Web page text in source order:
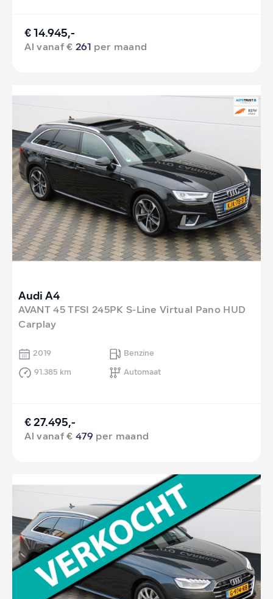
€ 14.945,-
Al vanaf €261 per maand
Audi A4
AVANT 45 TFSI 245PK S-Line Virtual Pano HUD
Carplay
2019
Benzine
91.385 km
Automaat
€ 27.495,-
Al vanaf €479 per maand